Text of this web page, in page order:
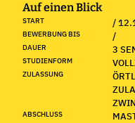
Auf einen Blick
START /
BEWERBUNG BIS /
DAUER 3
STUDIENFORM
ZULASSUNG
ABSCHLUSS